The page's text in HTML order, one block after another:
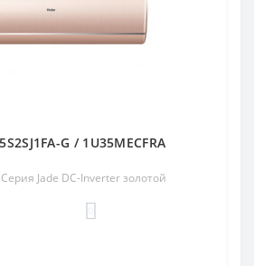
G / 1U35MECFRA
Jade DC-Inverter золотой